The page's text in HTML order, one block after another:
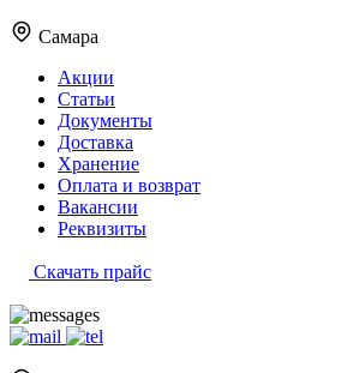
Самара
Акции
Статьи
Документы
Доставка
Хранение
Оплата и возврат
Вакансии
Реквизиты
Скачать прайс